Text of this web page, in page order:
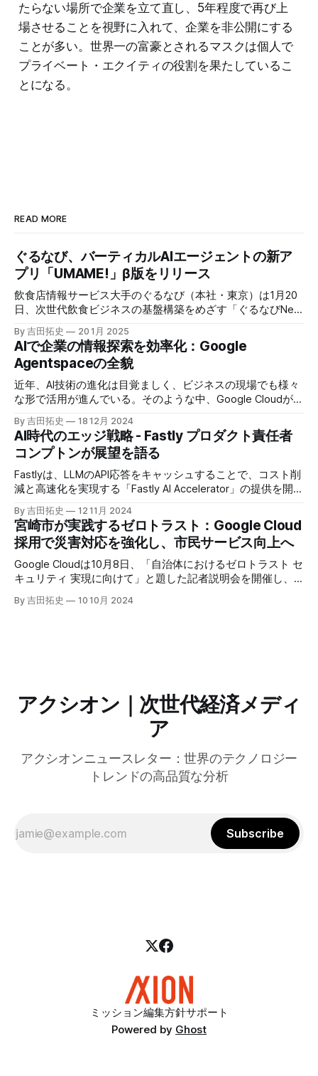
たらない場所で企業を立て直し、5年程度で再び上
場させることを視野に入れて、企業を非公開にする
ことが多い。世界一の富豪とされるマスクは個人で
プライベート・エクイティの役割を果たしているこ
とになる。
READ MORE
ぐるなび、バーティカルAIエージェントの新ア
プリ「UMAME!」β版をリリース
飲食店情報サービス大手のぐるなび（本社・東京）は1月20
日、次世代飲食ビジネスの基盤構築をめざす「ぐるなびNext
プロジェクト」の初成果として、新たな飲食店探索アプリ
「UMAME!（うまみー！）」のβ版を公開した。
By 吉田拓史 20 1月 2025
AIで企業の情報探索を効率化：Google
Agentspaceの全貌
近年、AI技術の進化は目覚ましく、ビジネスの現場でも様々
な形で活用が進んでいる。そのような中、Google Cloudが新
たに発表したGoogle Agentspaceは、いま注目を集めるAIエ
ージェントがエンタープライズITを大きく変革する予兆と言
えるだろう。
By 吉田拓史 18 12月 2024
AI時代のエッジ戦略 - Fastly プロダクト責任者
コンプトンが展望を語る
Fastlyは、LLMのAPI応答をキャッシュすることで、コスト削
減と高速化を実現する「Fastly AI Accelerator」の提供を開始
した。キップ・コンプトン最高プロダクト責任者（CPO）
は、類似した質問への応答を再利用し、効率的な処理を可能
にすると説明した。さらに、コンプトンは、エッジコンピュ
ーティングの利点を活かしたパーソナライズや、エッジにお
けるGPUの経済性、セキュリティへの取り組みなど、Fastly
のAI戦略について語った。
By 吉田拓史 12 11月 2024
宮崎市が実践するゼロトラスト：Google Cloud
採用で災害対応を強化し、市民サービス向上へ
Google Cloudは10月8日、「自治体におけるゼロトラスト セ
キュリティ 実現に向けて」と題した記者説明会を開催し、
自治体向けにゼロトラストセキュリティ導入を支援するプロ
グラムを発表した。宮崎市の事例では、Google Workspace
By 吉田拓史 10 10月 2024
アクシオン｜次世代経済メディ
ア
アクシオンニュースレター：世界のテクノロジー
トレンドの高品質な分析
Subscribe
ミッション編集方針サポート
Powered by Ghost